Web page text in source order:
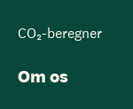
CO₂-beregner
Om os